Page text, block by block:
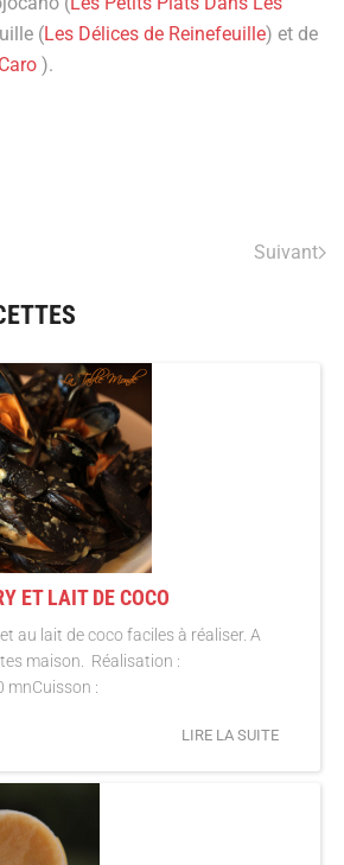
(Les Délices de Reinefeuille) et de
).
Suivant
ET LAIT DE COCO
au lait de coco faciles à réaliser. A
maison. Réalisation :
mnCuisson :
LIRE LA SUITE